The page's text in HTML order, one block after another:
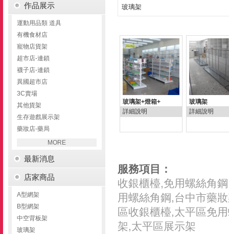
作品展示
運動用品類 道具
有機食材店
寵物店貨架
超市店-連鎖
襪子店-連鎖
異國超市店
3C賣場
其他貨架
生存遊戲展示架
藥妝店-藥局
MORE
最新消息
店家商品
A型網架
B型網架
中空背板架
玻璃架
玻璃架
玻璃架+燈箱+
詳細說明
玻璃架
詳細說明
服務項目：
收銀櫃檯,免用螺絲角
用螺絲角鋼,台中市藥
區收銀櫃檯,太平區免
架,太平區展示架